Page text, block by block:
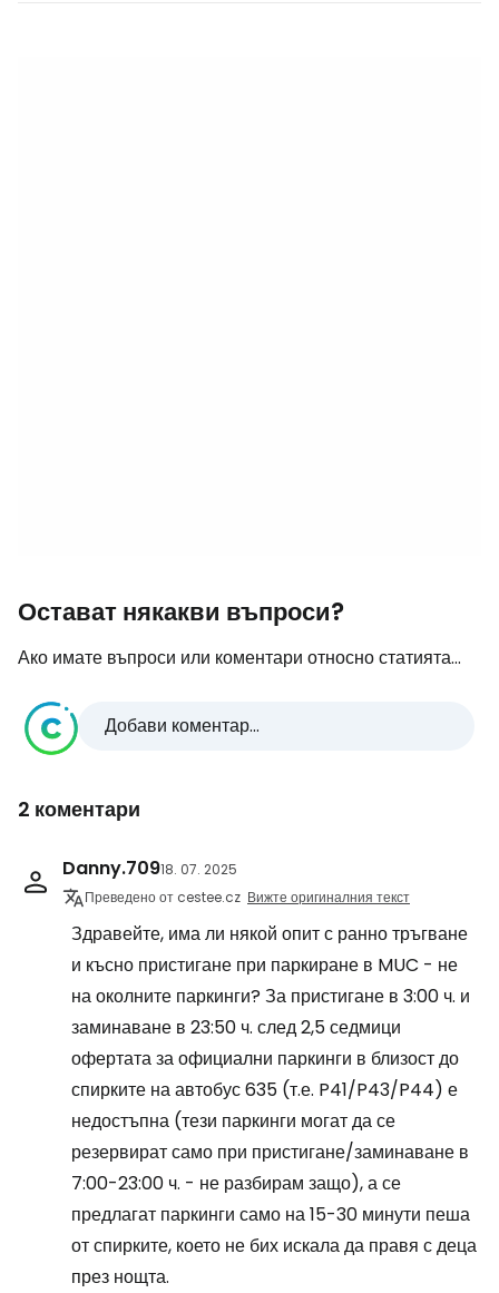
Остават някакви въпроси?
Ако имате въпроси или коментари относно статията...
Добави коментар...
2 коментари
Danny.70918. 07. 2025
Преведено от cestee.cz Вижте оригиналния текст
Здравейте, има ли някой опит с ранно тръгване
и късно пристигане при паркиране в MUC - не
на околните паркинги? За пристигане в 3:00 ч. и
заминаване в 23:50 ч. след 2,5 седмици
офертата за официални паркинги в близост до
спирките на автобус 635 (т.е. P41/P43/P44) е
недостъпна (тези паркинги могат да се
резервират само при пристигане/заминаване в
7:00-23:00 ч. - не разбирам защо), а се
предлагат паркинги само на 15-30 минути пеша
от спирките, което не бих искала да правя с деца
през нощта.